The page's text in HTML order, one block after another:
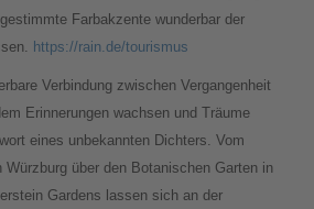
Farbakzente wunderbar der
https://rain.de/tourismus
Verbindung zwischen Vergangenheit
Erinnerungen wachsen und Träume
eines unbekannten Dichters. Vom
Würzburg über den Botanischen Garten in
Gardens lassen sich an der